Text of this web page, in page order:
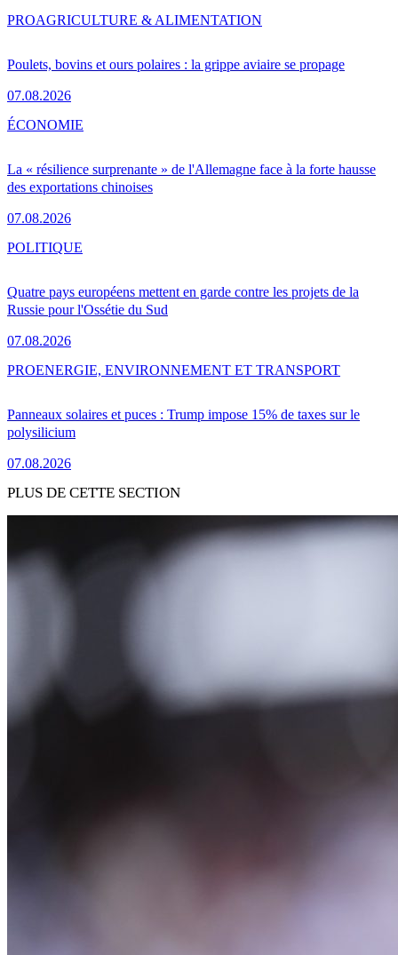
Poulets, bovins et ours polaires : la grippe aviaire se propage
07.08.2026
PROAGRICULTURE & ALIMENTATION
La « résilience surprenante » de l'Allemagne face à la forte hausse
des exportations chinoises
07.08.2026
ÉCONOMIE
Quatre pays européens mettent en garde contre les projets de la
Russie pour l'Ossétie du Sud
07.08.2026
POLITIQUE
Panneaux solaires et puces : Trump impose 15% de taxes sur le
polysilicium
07.08.2026
PROENERGIE, ENVIRONNEMENT ET TRANSPORT
PLUS DE CETTE SECTION